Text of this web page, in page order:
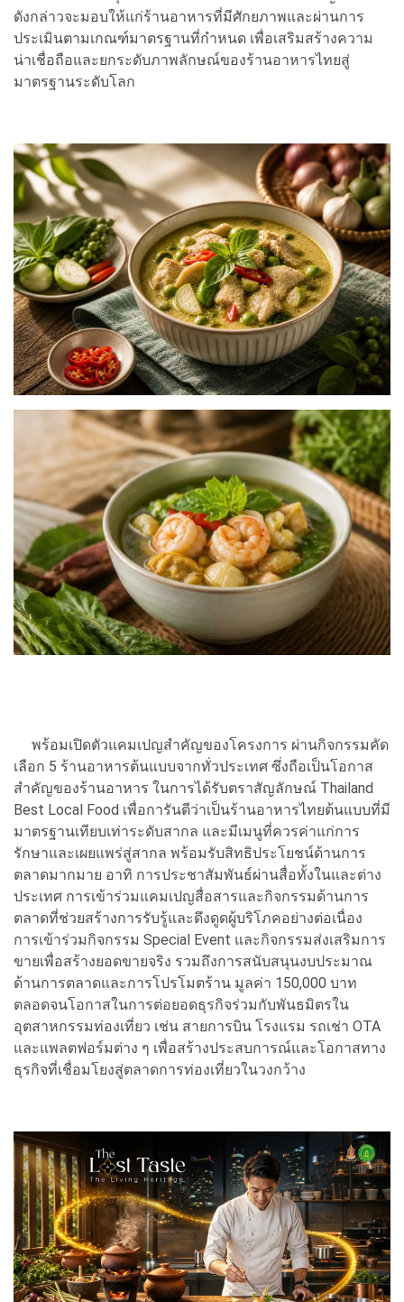
ดังกล่าวจะมอบให้แก่ร้านอาหารที่มีศักยภาพและผ่านการ
ประเมินตามเกณฑ์มาตรฐานที่กำหนด เพื่อเสริมสร้างความ
น่าเชื่อถือและยกระดับภาพลักษณ์ของร้านอาหารไทยสู่
มาตรฐานระดับโลก
พร้อมเปิดตัวแคมเปญสำคัญของโครงการ ผ่านกิจกรรมคัด
เลือก 5 ร้านอาหารต้นแบบจากทั่วประเทศ ซึ่งถือเป็นโอกาส
สำคัญของร้านอาหาร ในการได้รับตราสัญลักษณ์ Thailand
Best Local Food เพื่อการันตีว่าเป็นร้านอาหารไทยต้นแบบที่มี
มาตรฐานเทียบเท่าระดับสากล และมีเมนูที่ควรค่าแก่การ
รักษาและเผยแพร่สู่สากล พร้อมรับสิทธิประโยชน์ด้านการ
ตลาดมากมาย อาทิ การประชาสัมพันธ์ผ่านสื่อทั้งในและต่าง
ประเทศ การเข้าร่วมแคมเปญสื่อสารและกิจกรรมด้านการ
ตลาดที่ช่วยสร้างการรับรู้และดึงดูดผู้บริโภคอย่างต่อเนื่อง
การเข้าร่วมกิจกรรม Special Event และกิจกรรมส่งเสริมการ
ขายเพื่อสร้างยอดขายจริง รวมถึงการสนับสนุนงบประมาณ
ด้านการตลาดและการโปรโมตร้าน มูลค่า 150,000 บาท
ตลอดจนโอกาสในการต่อยอดธุรกิจร่วมกับพันธมิตรใน
อุตสาหกรรมท่องเที่ยว เช่น สายการบิน โรงแรม รถเช่า OTA
และแพลตฟอร์มต่าง ๆ เพื่อสร้างประสบการณ์และโอกาสทาง
ธุรกิจที่เชื่อมโยงสู่ตลาดการท่องเที่ยวในวงกว้าง